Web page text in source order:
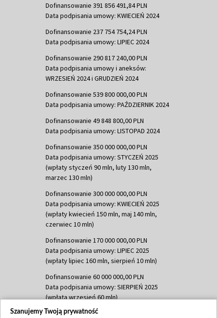
Dofinansowanie 391 856 491,84 PLN
Data podpisania umowy: KWIECIEŃ 2024
Dofinansowanie 237 754 754,24 PLN
Data podpisania umowy: LIPIEC 2024
Dofinansowanie 290 817 240,00 PLN
Data podpisania umowy i aneksów:
WRZESIEŃ 2024 i GRUDZIEŃ 2024
Dofinansowanie 539 800 000,00 PLN
Data podpisania umowy: PAŹDZIERNIK 2024
Dofinansowanie 49 848 800,00 PLN
Data podpisania umowy: LISTOPAD 2024
Dofinansowanie 350 000 000,00 PLN
Data podpisania umowy: STYCZEŃ 2025
(wpłaty styczeń 90 mln, luty 130 mln,
marzec 130 mln)
Dofinansowanie 300 000 000,00 PLN
Data podpisania umowy: KWIECIEŃ 2025
(wpłaty kwiecień 150 mln, maj 140 mln,
czerwiec 10 mln)
Dofinansowanie 170 000 000,00 PLN
Data podpisania umowy: LIPIEC 2025
(wpłaty lipiec 160 mln, sierpień 10 mln)
Dofinansowanie 60 000 000,00 PLN
Data podpisania umowy: SIERPIEŃ 2025
(wpłata wrzesień 60 mln)
Dofinansowanie 635 783 051,21 PLN
Szanujemy Twoją prywatność